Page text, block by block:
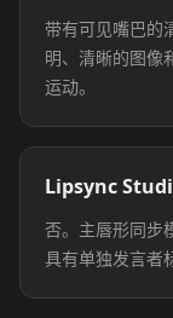
带有可见嘴巴的
明、清晰的图像
运动。
Lipsync
否。主唇形同步
具有单独发言者